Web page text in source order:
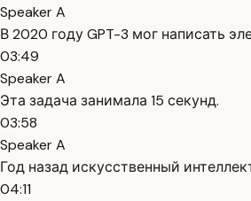
Speaker A
В 2020 году GPT-3 мог написать
03:49
Speaker A
Эта задача занимала 15 секунд.
03:58
Speaker A
Год назад искусственный
04:11